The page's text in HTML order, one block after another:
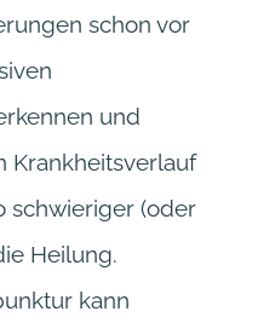
schon vor
und
Krankheitsverlauf
schwieriger (oder
Heilung.
kann